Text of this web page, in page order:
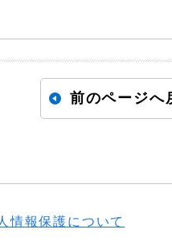
前のページへ
情報保護について